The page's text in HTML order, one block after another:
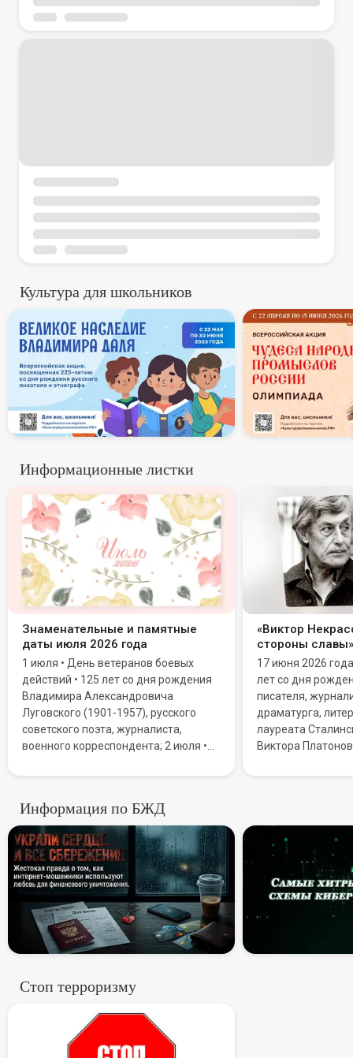
Культура для школьников
В России стартует
Информационные листки
Знаменательные и памятные
даты июля 2026 года
1 июля • День ветеранов боевых
действий • 125 лет со дня рождения
Владимира Александровича
Луговского (1901-1957), русского
советского поэта, журналиста,
военного корреспондента; 2 июля •
ГИБДД МВД Российской Федерации
(День ГАИ)
«Виктор
стороны славы»
17 июня 2026
лет со дня
писателя,
драматурга,
лауреата
Виктора
Информация по БЖД
Призраки в сети: КакСамые
Стоп терроризму
Стоп терроризму